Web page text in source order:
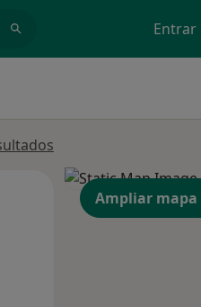
Entrar
Sex,
Ampliar mapa